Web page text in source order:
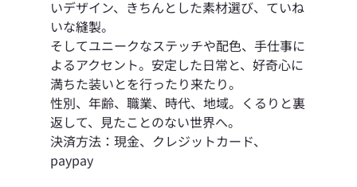
いデザイン、きちんとした素材選び、ていね
いな縫製。
そしてユニークなステッチや配色、手仕事に
よるアクセント。安定した日常と、好奇心に
満ちた装いとを行ったり来たり。
性別、年齢、職業、時代、地域。くるりと裏
返して、見たことのない世界へ。
決済方法：現金、クレジットカード、
paypay